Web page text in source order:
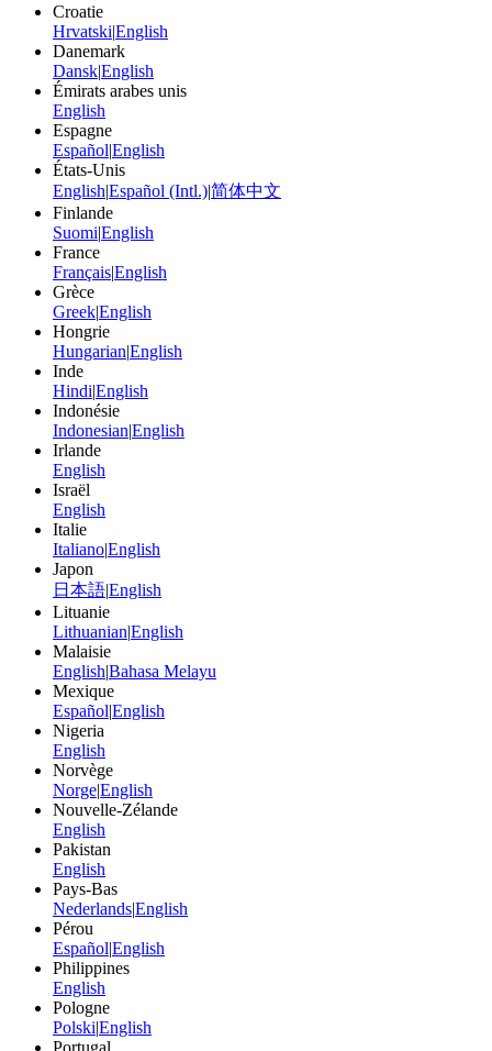
Croatie
Hrvatski|English
Danemark
Dansk|English
Émirats arabes unis
English
Espagne
Español|English
États-Unis
English|Español (Intl.)|简体中文
Finlande
Suomi|English
France
Français|English
Grèce
Greek|English
Hongrie
Hungarian|English
Inde
Hindi|English
Indonésie
Indonesian|English
Irlande
English
Israël
English
Italie
Italiano|English
Japon
日本語|English
Lituanie
Lithuanian|English
Malaisie
English|Bahasa Melayu
Mexique
Español|English
Nigeria
English
Norvège
Norge|English
Nouvelle-Zélande
English
Pakistan
English
Pays-Bas
Nederlands|English
Pérou
Español|English
Philippines
English
Pologne
Polski|English
Portugal